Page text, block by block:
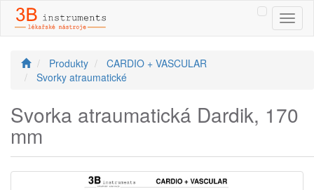
Produkty
CARDIO + VASCULAR
Svorky atraumatické
Svorka atraumatická Dardik, 170
mm